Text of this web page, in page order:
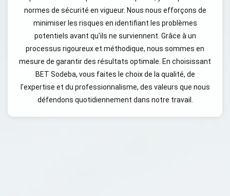
normes de sécurité en vigueur. Nous nous efforçons de
minimiser les risques en identifiant les problèmes
potentiels avant qu'ils ne surviennent. Grâce à un
processus rigoureux et méthodique, nous sommes en
mesure de garantir des résultats optimale. En choisissant
BET Sodeba, vous faites le choix de la qualité, de
l’expertise et du professionnalisme, des valeurs que nous
défendons quotidiennement dans notre travail.